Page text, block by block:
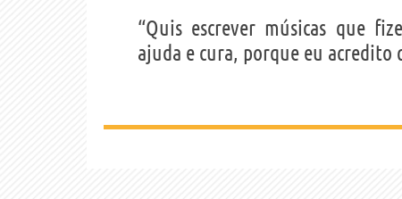
“Quis escrever músicas que
ajuda e cura, porque eu acredito